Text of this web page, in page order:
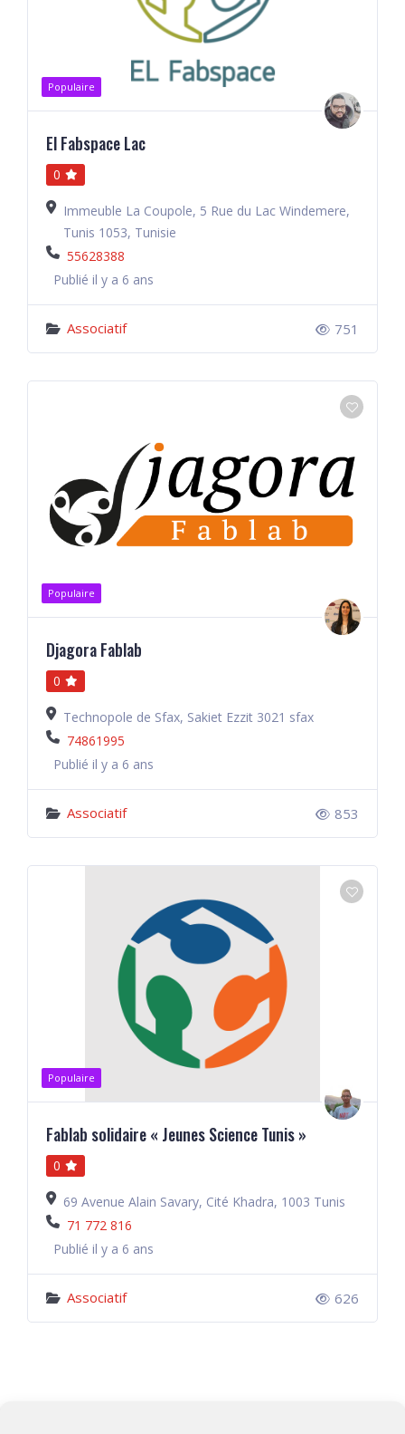
Populaire
El Fabspace Lac
0
Immeuble La Coupole, 5 Rue du Lac Windemere,
Tunis 1053, Tunisie
55628388
Publié il y a 6 ans
Associatif 751
Populaire
Djagora Fablab
0
Technopole de Sfax, Sakiet Ezzit 3021 sfax
74861995
Publié il y a 6 ans
Associatif 853
Populaire
Fablab solidaire « Jeunes Science Tunis »
0
69 Avenue Alain Savary, Cité Khadra, 1003 Tunis
71 772 816
Publié il y a 6 ans
Associatif 626